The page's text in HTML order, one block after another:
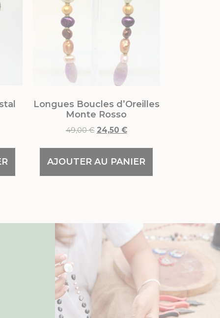
Longues Boucles d’Oreilles
Monte Rosso
49,00€ 24,50 €
AJOUTER AU PANIER